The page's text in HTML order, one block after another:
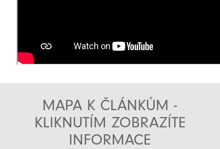
MAPA K ČLÁNKŮM -
KLIKNUTÍM ZOBRAZÍTE
INFORMACE